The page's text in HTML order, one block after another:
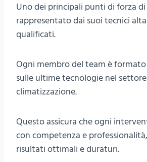
Uno dei principali punti di forza di
rappresentato dai suoi tecnici
qualificati.
Ogni membro del team è
sulle ultime tecnologie nel
climatizzazione.
Questo assicura che ogni
con competenza e
risultati ottimali e duraturi.